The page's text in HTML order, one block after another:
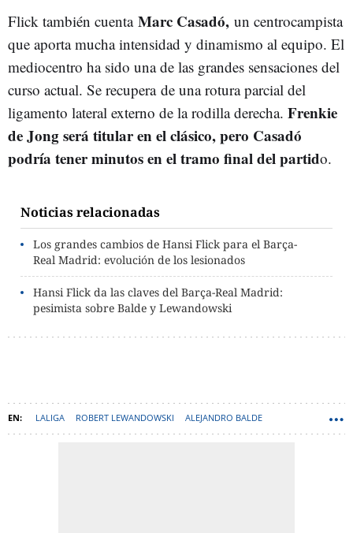
Flick también cuenta Marc Casadó, un centrocampista
que aporta mucha intensidad y dinamismo al equipo. El
mediocentro ha sido una de las grandes sensaciones del
curso actual. Se recupera de una rotura parcial del
ligamento lateral externo de la rodilla derecha. Frenkie
de Jong será titular en el clásico, pero Casadó
podría tener minutos en el tramo final del partido.
Noticias relacionadas
Los grandes cambios de Hansi Flick para el Barça-
Real Madrid: evolución de los lesionados
Hansi Flick da las claves del Barça-Real Madrid:
pesimista sobre Balde y Lewandowski
LALIGA ROBERT LEWANDOWSKI ALEJANDRO BALDE